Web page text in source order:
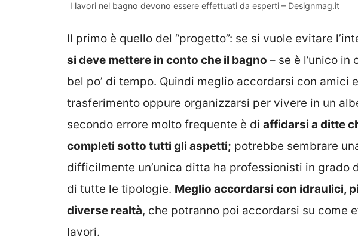
I lavori nel bagno devono essere effettuati da esperti – Designmag.it
Il primo è quello del “progetto”: se si vuole evitare
si deve mettere in conto che il bagno – se è l’unico
bel po’ di tempo. Quindi meglio accordarsi con amici
trasferimento oppure organizzarsi per vivere in un
secondo errore molto frequente è di affidarsi a ditte
completi sotto tutti gli aspetti; potrebbe sembrare
difficilmente un’unica ditta ha professionisti in grado
di tutte le tipologie. Meglio accordarsi con idraulici,
diverse realtà, che potranno poi accordarsi su come
lavori.